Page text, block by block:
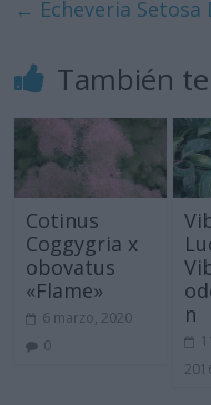
← Echeveria
También
Cotinus
Coggygria x
obovatus
«Flame»
6 marzo, 2020
0
n